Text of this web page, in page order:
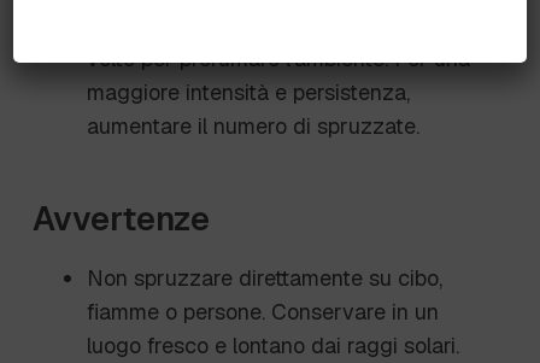
volte per profumare l’ambiente. Per una
maggiore intensità e persistenza,
aumentare il numero di spruzzate.
Avvertenze
Non spruzzare direttamente su cibo,
fiamme o persone. Conservare in un
luogo fresco e lontano dai raggi solari.